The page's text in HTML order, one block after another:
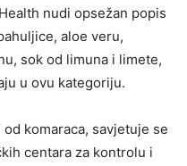
nudi opsežan popis
aloe veru,
sok od limuna i limete,
u ovu kategoriju.
komaraca, savjetuje se
centara za kontrolu i